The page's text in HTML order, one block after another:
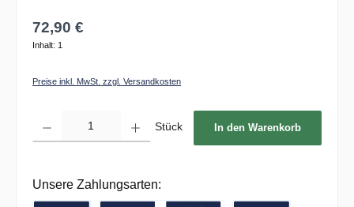
72,90 €
Inhalt: 1
Preise inkl. MwSt. zzgl. Versandkosten
Stück In den Warenkorb
Unsere Zahlungsarten: